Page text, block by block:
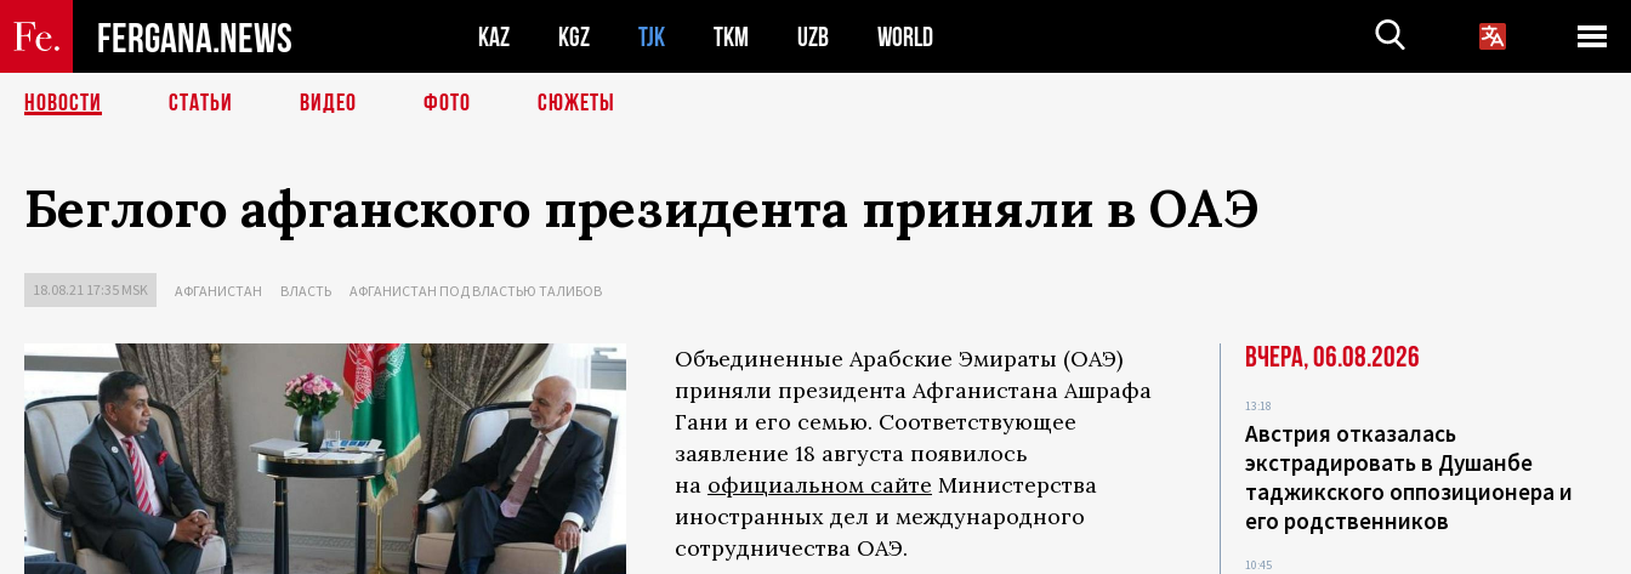
FERGANA.NEWS KAZ KGZ TJK TKM UZB WORLD
НОВОСТИ СТАТЬИ ВИДЕО ФОТО СЮЖЕТЫ
Беглого афганского президента приняли в ОАЭ
18.08.21 17:35 MSK АФГАНИСТАН ВЛАСТЬ АФГАНИСТАН ПОД ВЛАСТЬЮ ТАЛИБОВ
Объединенные Арабские Эмираты (ОАЭ)
приняли президента Афганистана Ашрафа
Гани и его семью. Соответствующее
заявление 18 августа появилось
на официальном сайте Министерства
иностранных дел и международного
сотрудничества ОАЭ.
Вчера, 06.08.2026
13:18
Австрия отказалась
экстрадировать в Душанбе
таджикского оппозиционера и
его родственников
10:45